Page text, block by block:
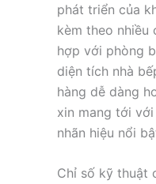
phát triển của
kèm theo nhiều
hợp với phòng
diện tích nhà
hàng dễ dàng
xin mang tới
nhãn hiệu nổi
Chỉ số kỹ thuật